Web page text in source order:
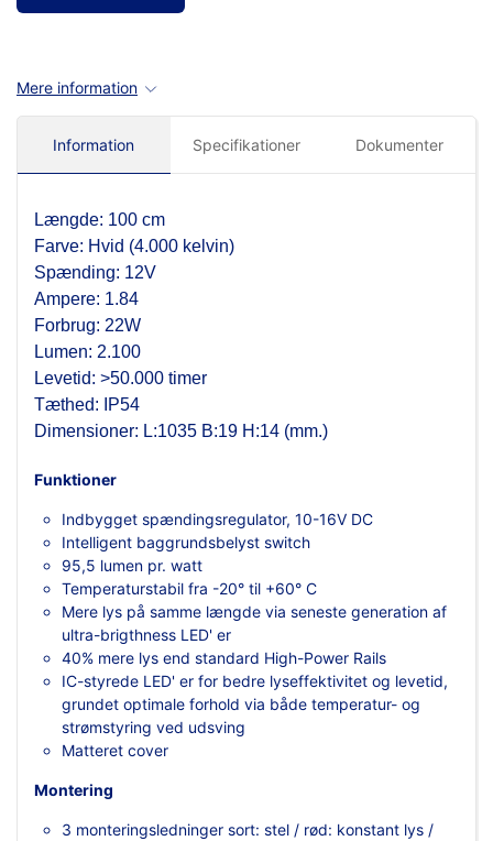
Mere information
Information Specifikationer Dokumenter
Længde: 100 cm
Farve: Hvid (4.000 kelvin)
Spænding: 12V
Ampere: 1.84
Forbrug: 22W
Lumen: 2.100
Levetid: >50.000 timer
Tæthed: IP54
Dimensioner: L:1035 B:19 H:14 (mm.)
Funktioner
Indbygget spændingsregulator, 10-16V DC
Intelligent baggrundsbelyst switch
95,5 lumen pr. watt
Temperaturstabil fra -20° til +60° C
Mere lys på samme længde via seneste generation af
ultra-brigthness LED' er
40% mere lys end standard High-Power Rails
IC-styrede LED' er for bedre lyseffektivitet og levetid,
grundet optimale forhold via både temperatur- og
strømstyring ved udsving
Matteret cover
Montering
3 monteringsledninger sort: stel / rød: konstant lys /